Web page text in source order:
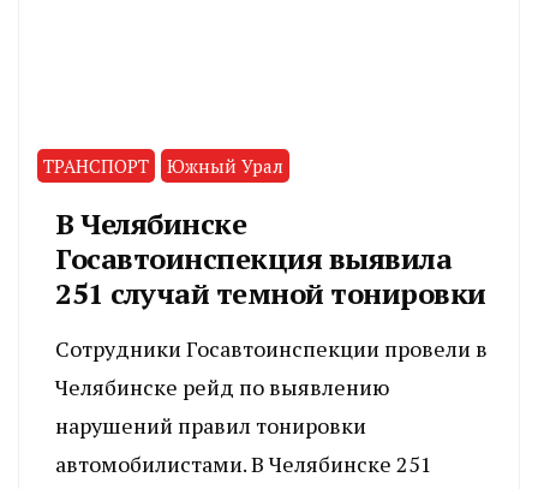
ТРАНСПОРТ Южный Урал
В Челябинске
Госавтоинспекция выявила
251 случай темной тонировки
Сотрудники Госавтоинспекции провели в
Челябинске рейд по выявлению
нарушений правил тонировки
автомобилистами. В Челябинске 251